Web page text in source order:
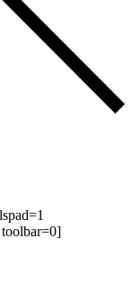
toolbar=0]